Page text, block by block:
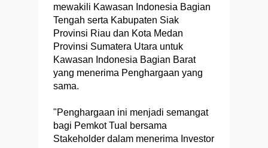
mewakili Kawasan Indonesia Bagian
Tengah serta Kabupaten Siak
Provinsi Riau dan Kota Medan
Provinsi Sumatera Utara untuk
Kawasan Indonesia Bagian Barat
yang menerima Penghargaan yang
sama.
"Penghargaan ini menjadi semangat
bagi Pemkot Tual bersama
Stakeholder dalam menerima Investor